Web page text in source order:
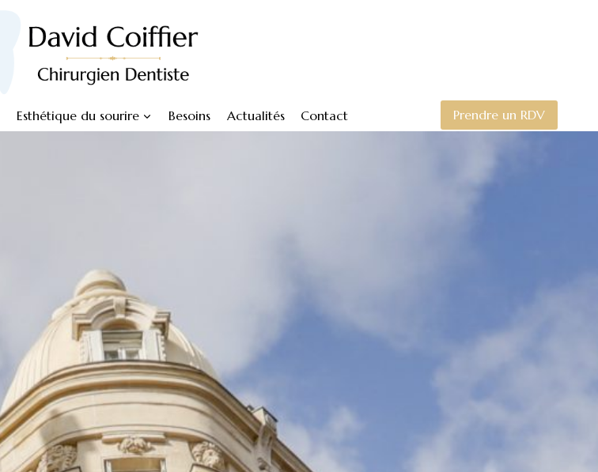
Esthétique du sourire Besoins Actualités Contact Prendre un RDV